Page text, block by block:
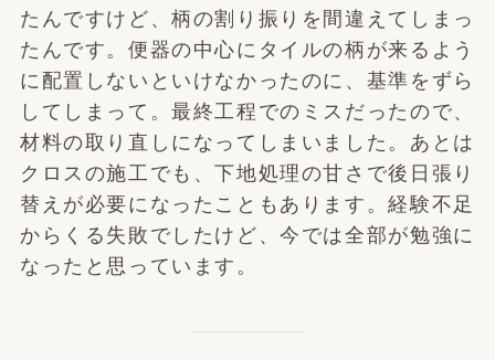
たんですけど、柄の割り振りを間違えてしまっ
たんです。便器の中心にタイルの柄が来るよう
に配置しないといけなかったのに、基準をずら
してしまって。最終工程でのミスだったので、
材料の取り直しになってしまいました。あとは
クロスの施工でも、下地処理の甘さで後日張り
替えが必要になったこともあります。経験不足
からくる失敗でしたけど、今では全部が勉強に
なったと思っています。